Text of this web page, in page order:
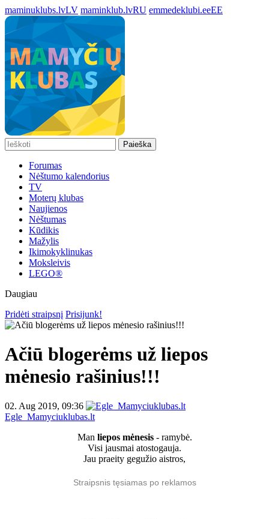
maminuklubs.lvLV maminklub.lvRU emmedeklubi.eeEE
Paieška
Forumas
Nėštumo kalendorius
TV
Moterų klubas
Naujienos
Nėštumas
Kūdikis
Mažylis
Ikimokyklinukas
Moksleivis
LEGO®
Daugiau
Pridėti straipsnį Prisijunk!
Ačiū blogerėms už liepos
mėnesio rašinius!!!
02. Aug 2019, 09:36
Egle_Mamyciuklubas.lt
Man liepos mėnesis- ramybė.
Visi jausmai atostogauja.
Jau praeity gegužio aistros,
Straipsnis tęsiamas po reklamos